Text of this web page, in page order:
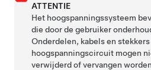
ATTENTIE
Het hoogspanningssysteem
die door de gebruiker
Onderdelen, kabels en
hoogspanningscircuit mogen
verwijderd of vervangen